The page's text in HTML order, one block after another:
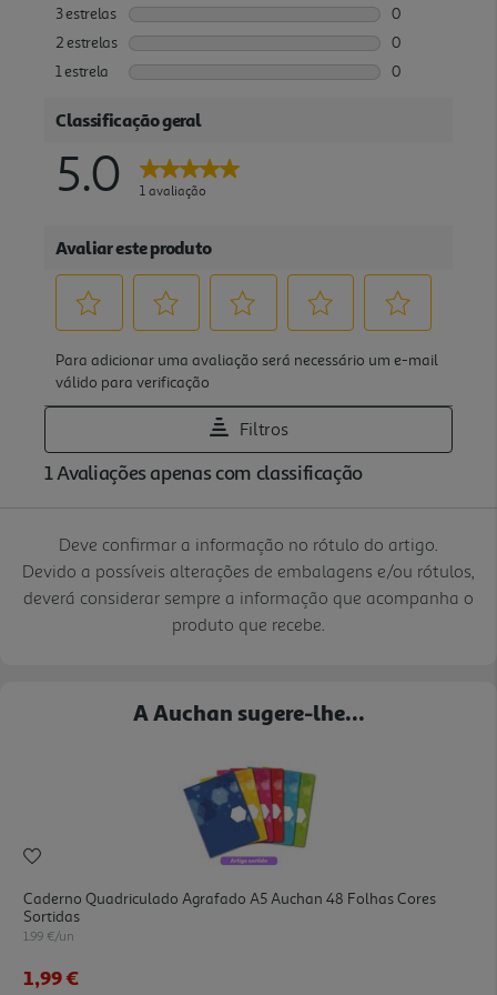
Deve confirmar a informação no rótulo do artigo.
Devido a possíveis alterações de embalagens e/ou rótulos,
deverá considerar sempre a informação que acompanha o
produto que recebe.
A Auchan sugere-lhe...
Caderno Quadriculado Agrafado A5 Auchan 48 Folhas Cores
Sortidas
1.99 €/un
1,99 €